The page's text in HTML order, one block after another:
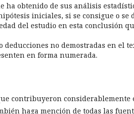
ha obtenido de sus análisis
iniciales, si se consigue o se
del estudio en esta conclusión
deducciones no demostradas en el
en forma numerada.
contribuyeron
haga mención de todas las